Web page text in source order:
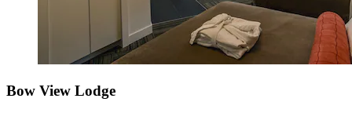
Bow View Lodge